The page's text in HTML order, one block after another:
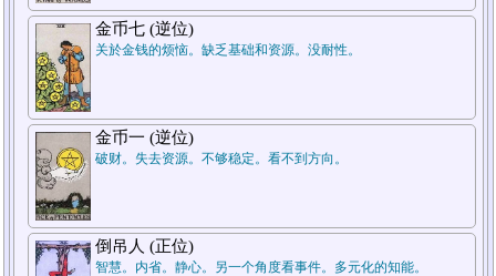
5.周遭状况
金币七 (逆位)
关於金钱的烦恼。缺乏基础和资源。没耐性。
金币一 (逆位)
破财。失去资源。不够稳定。看不到方向。
倒吊人 (正位)
智慧。内省。静心。另一个角度看事件。多元化的知能。